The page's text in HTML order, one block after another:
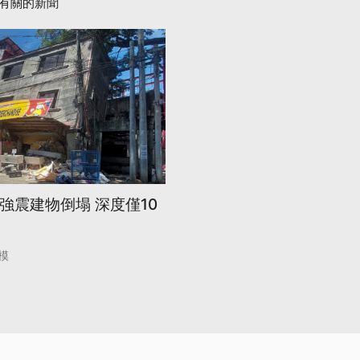
震建物倒塌 深度僅10